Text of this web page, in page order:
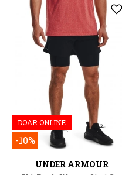
DOAR ONLINE
-10%
UNDER ARMOUR